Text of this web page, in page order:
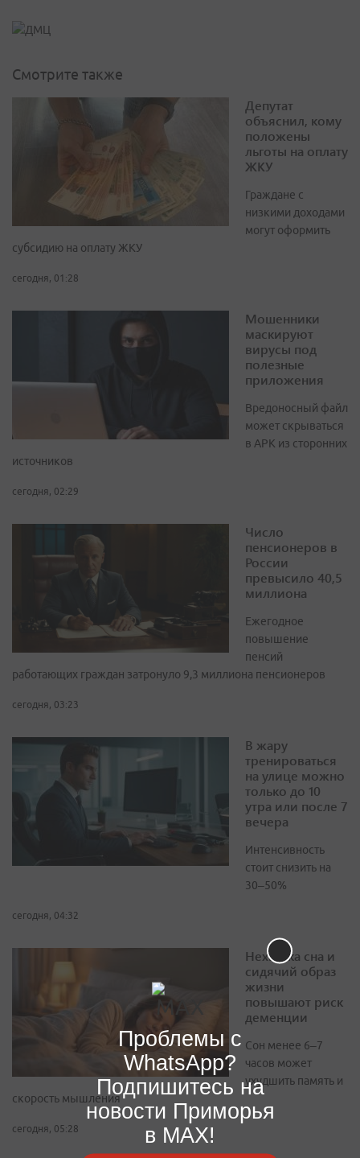
Смотрите также
Депутат
объяснил, кому
положены
льготы на оплату
ЖКУ
Граждане с
низкими доходами
могут оформить
субсидию на оплату ЖКУ
сегодня, 01:28
Мошенники
маскируют
вирусы под
полезные
приложения
Вредоносный файл
может скрываться
в APK из сторонних
источников
сегодня, 02:29
Число
пенсионеров в
России
превысило 40,5
миллиона
Ежегодное
повышение
пенсий
работающих граждан затронуло 9,3 миллиона пенсионеров
сегодня, 03:23
В жару
тренироваться
на улице можно
только до 10
утра или после 7
вечера
Интенсивность
стоит снизить на
30–50%
сегодня, 04:32
Нехватка сна и
сидячий образ
жизни
повышают риск
деменции
Сон менее 6–7
часов может
ухудшить память и
скорость мышления
сегодня, 05:28
Проблемы с
WhatsApp?
Подпишитесь на
новости Приморья
в MAX!